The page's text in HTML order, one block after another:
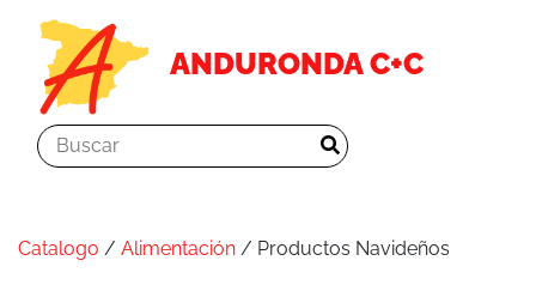
ANDURONDA C+C
Catalogo / Alimentación / Productos Navideños